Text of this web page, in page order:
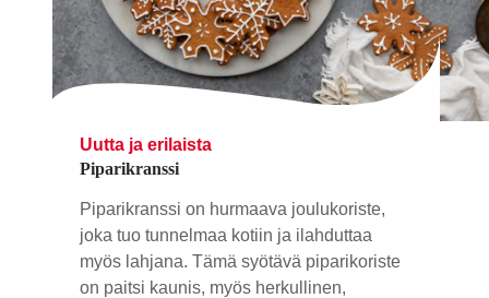
Uutta ja erilaista
Piparikranssi
Piparikranssi on hurmaava joulukoriste,
joka tuo tunnelmaa kotiin ja ilahduttaa
myös lahjana. Tämä syötävä piparikoriste
on paitsi kaunis, myös herkullinen,